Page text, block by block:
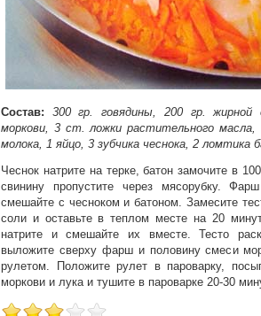
Состав: 300 гр. говядины, 200 гр. жирной
моркови, 3 ст. ложки растительного масла,
молока, 1 яйцо, 3 зубчика чеснока, 2 ломтика
Чеснок натрите на терке, батон замочите в
свинину пропустите через мясорубку.
смешайте с чесноком и батоном. Замесите
соли и оставьте в теплом месте на 20
натрите и смешайте их вместе. Тесто
выложите сверху фарш и половину смеси
рулетом. Положите рулет в пароварку,
моркови и лука и тушите в пароварке 20-30